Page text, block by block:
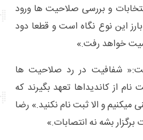
و بررسی صلاحیت ها ورود
این نوع نگاه است و قطعا دود
خواهد رفت.»
شفافیت در رد صلاحیت ها
از کاندیداها تعهد بگیرند که
میکنیم و الا ثبت نام نکنید.» رضا
بشه نه انتصابات.»